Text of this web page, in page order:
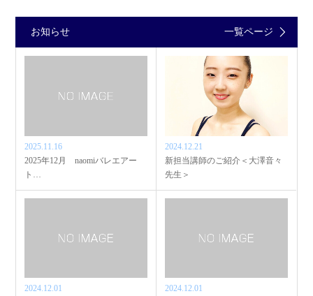
お知らせ 一覧ページ
2025.11.16
2025年12月 naomiバレエアー
ト…
2024.12.21
新担当講師のご紹介＜大澤音々
先生＞
2024.12.01
2024.12.01